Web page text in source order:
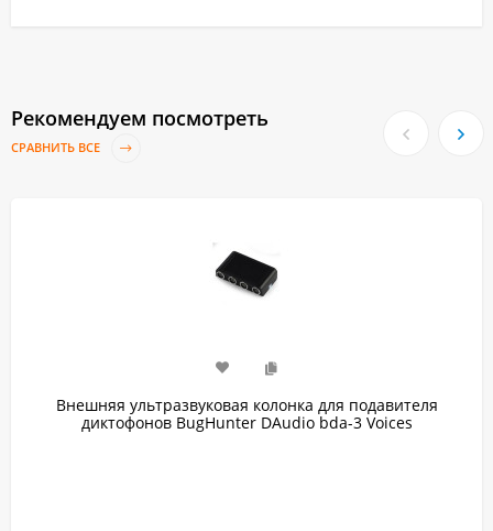
Рекомендуем посмотреть
СРАВНИТЬ ВСЕ
Внешняя ультразвуковая колонка для подавителя
диктофонов BugHunter DAudio bda-3 Voices